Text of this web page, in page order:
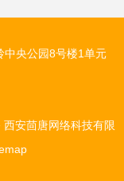
中央公园8号楼1单元
西安茴唐网络科技有限